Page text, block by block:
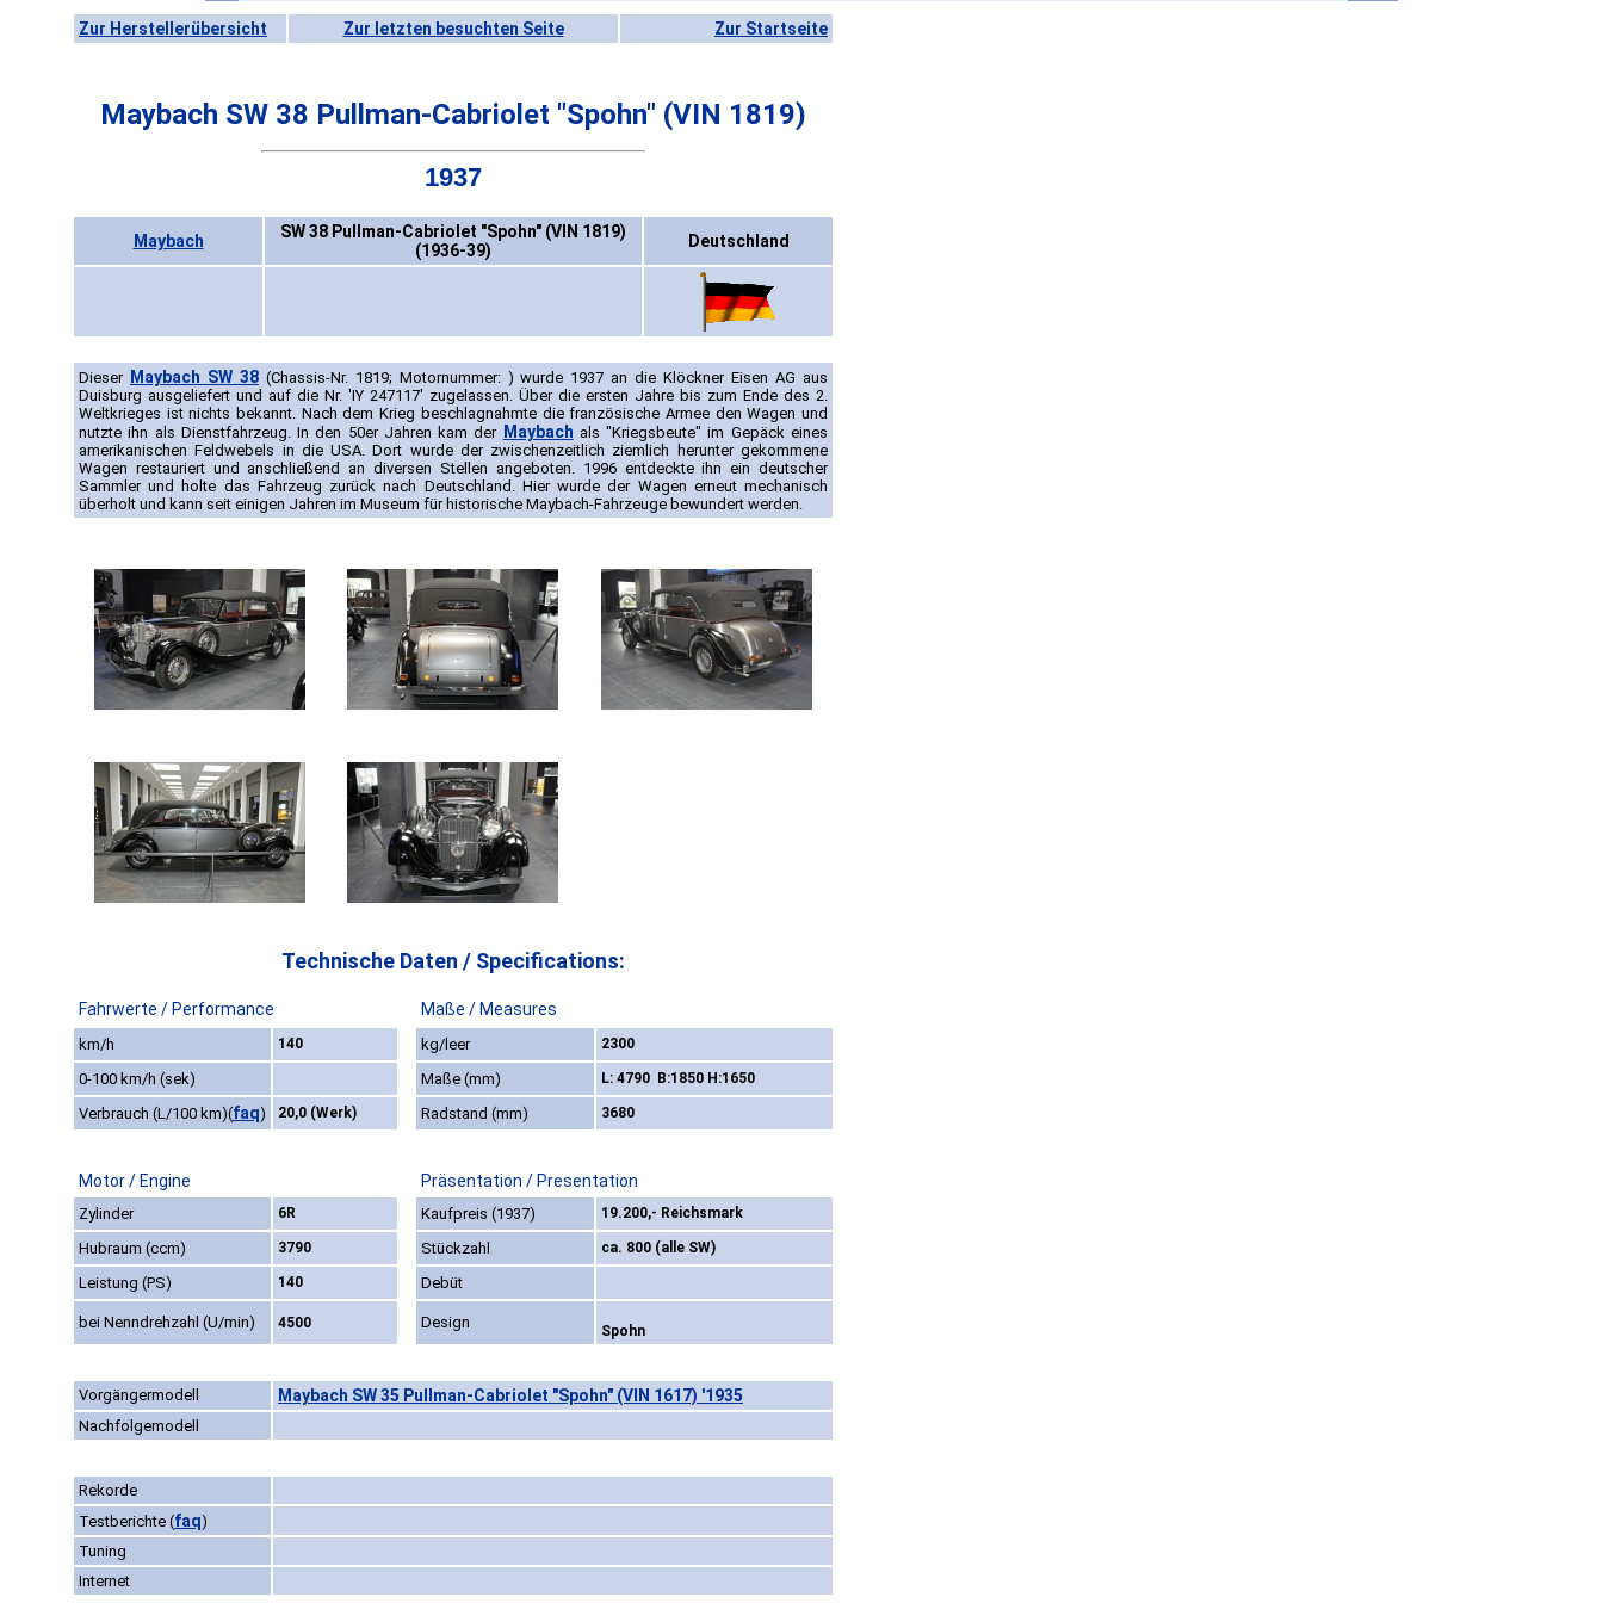
Zur Herstellerübersicht Zur letzten besuchten Seite Zur Startseite
Maybach SW 38 Pullman-Cabriolet "Spohn" (VIN 1819)
1937
Maybach
SW 38 Pullman-Cabriolet "Spohn" (VIN 1819)
(1936-39)
Deutschland
Dieser Maybach SW 38(Chassis-Nr. 1819; Motornummer: ) wurde 1937 an die Klöckner Eisen AG aus
Duisburg ausgeliefert und auf die Nr. 'IY 247117' zugelassen. Über die ersten Jahre bis zum Ende des 2.
Weltkrieges ist nichts bekannt. Nach dem Krieg beschlagnahmte die französische Armee den Wagen und
nutzte ihn als Dienstfahrzeug. In den 50er Jahren kam der Maybach als "Kriegsbeute" im Gepäck eines
amerikanischen Feldwebels in die USA. Dort wurde der zwischenzeitlich ziemlich herunter gekommene
Wagen restauriert und anschließend an diversen Stellen angeboten. 1996 entdeckte ihn ein deutscher
Sammler und holte das Fahrzeug zurück nach Deutschland. Hier wurde der Wagen erneut mechanisch
überholt und kann seit einigen Jahren im Museum für historische Maybach-Fahrzeuge bewundert werden.
Technische Daten / Specifications:
Fahrwerte / Performance Maße / Measures
km/h 140 kg/leer 2300
0-100 km/h (sek) Maße (mm) L: 4790 B:1850 H:1650
Verbrauch (L/100 km)(faq) 20,0 (Werk) Radstand (mm) 3680
Motor / Engine Präsentation / Presentation
Zylinder 6R Kaufpreis (1937) 19.200,- Reichsmark
Hubraum (ccm) 3790 Stückzahl ca. 800 (alle SW)
Leistung (PS) 140 Debüt
bei Nenndrehzahl (U/min) 4500 Design Spohn
Vorgängermodell Maybach SW 35 Pullman-Cabriolet "Spohn" (VIN 1617) '1935
Nachfolgemodell
Rekorde
Testberichte (faq)
Tuning
Internet